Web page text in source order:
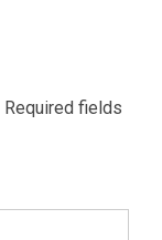
Required fields